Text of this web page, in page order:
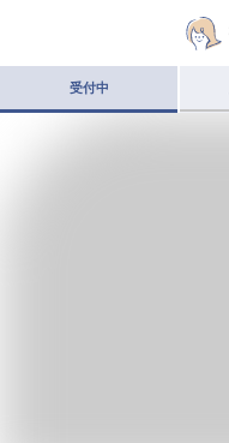
受付中